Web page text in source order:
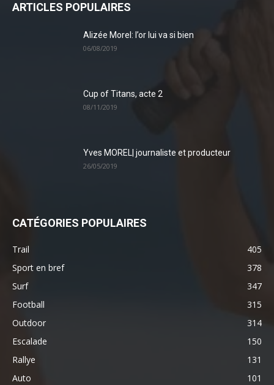
ARTICLES POPULAIRES
Alizée Morel: l’or lui va si bien
06/08/2019
Cup of Titans, acte 2
08/11/2019
Yves MOREL| journaliste et producteur
26/05/2019
CATÉGORIES POPULAIRES
Trail
405
Sport en bref
378
Surf
347
Football
315
Outdoor
314
Escalade
150
Rallye
131
Auto
101